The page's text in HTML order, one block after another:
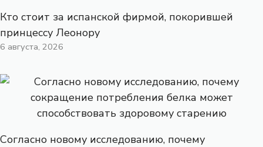
Кто стоит за испанской фирмой, покорившей
принцессу Леонору
6 августа, 2026
Согласно новому исследованию, почему